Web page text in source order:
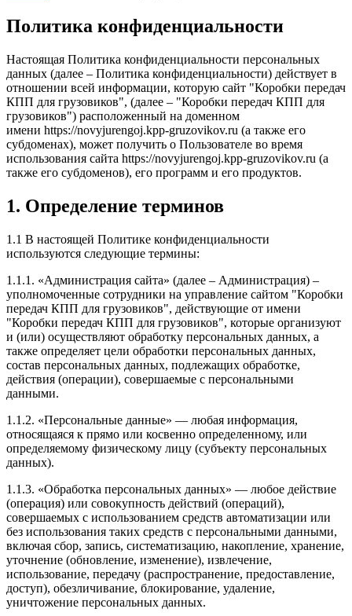
Политика конфиденциальности
Настоящая Политика конфиденциальности персональных
данных (далее – Политика конфиденциальности) действует в
отношении всей информации, которую сайт "Коробки передач
КПП для грузовиков", (далее – "Коробки передач КПП для
грузовиков") расположенный на доменном
имени https://novyjurengoj.kpp-gruzovikov.ru (а также его
субдоменах), может получить о Пользователе во время
использования сайта https://novyjurengoj.kpp-gruzovikov.ru (а
также его субдоменов), его программ и его продуктов.
1. Определение терминов
1.1 В настоящей Политике конфиденциальности
используются следующие термины:
1.1.1. «Администрация сайта» (далее – Администрация) –
уполномоченные сотрудники на управление сайтом "Коробки
передач КПП для грузовиков", действующие от имени
"Коробки передач КПП для грузовиков", которые организуют
и (или) осуществляют обработку персональных данных, а
также определяет цели обработки персональных данных,
состав персональных данных, подлежащих обработке,
действия (операции), совершаемые с персональными
данными.
1.1.2. «Персональные данные» — любая информация,
относящаяся к прямо или косвенно определенному, или
определяемому физическому лицу (субъекту персональных
данных).
1.1.3. «Обработка персональных данных» — любое действие
(операция) или совокупность действий (операций),
совершаемых с использованием средств автоматизации или
без использования таких средств с персональными данными,
включая сбор, запись, систематизацию, накопление, хранение,
уточнение (обновление, изменение), извлечение,
использование, передачу (распространение, предоставление,
доступ), обезличивание, блокирование, удаление,
уничтожение персональных данных.